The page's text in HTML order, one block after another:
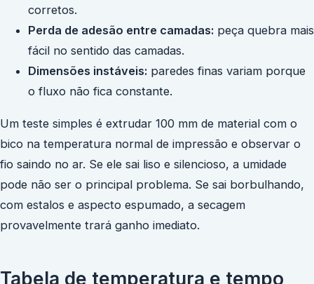
corretos.
Perda de adesão entre camadas: peça quebra mais
fácil no sentido das camadas.
Dimensões instáveis: paredes finas variam porque
o fluxo não fica constante.
Um teste simples é extrudar 100 mm de material com o
bico na temperatura normal de impressão e observar o
fio saindo no ar. Se ele sai liso e silencioso, a umidade
pode não ser o principal problema. Se sai borbulhando,
com estalos e aspecto espumado, a secagem
provavelmente trará ganho imediato.
Tabela de temperatura e tempo